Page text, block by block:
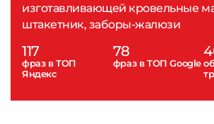
изготавливающей кровельные
штакетник, заборы-жалюзи
117
фраз в ТОП
Яндекс
78
фраз в ТОП Google